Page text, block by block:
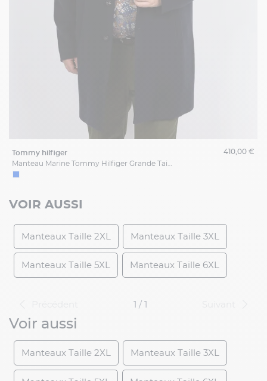
tommy hilfiger
Manteau Marine Tommy Hilfiger Grande Taille
410,00 €
VOIR AUSSI
Manteaux Taille 2XL Manteaux Taille 3XL
Manteaux Taille 5XL Manteaux Taille 6XL
1 / 1
Voir aussi
Manteaux Taille 2XL Manteaux Taille 3XL